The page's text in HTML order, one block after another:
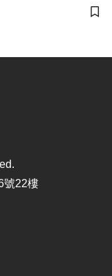
儲
號22樓